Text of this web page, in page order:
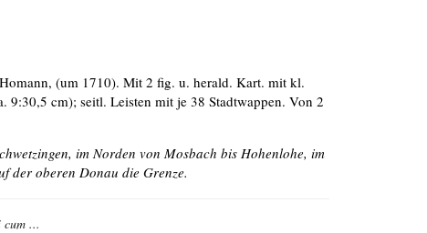
(um 1710). Mit 2 fig. u. herald. Kart. mit kl.
cm); seitl. Leisten mit je 38 Stadtwappen. Von 2
im Norden von Mosbach bis Hohenlohe, im
der oberen Donau die Grenze.
cum ...